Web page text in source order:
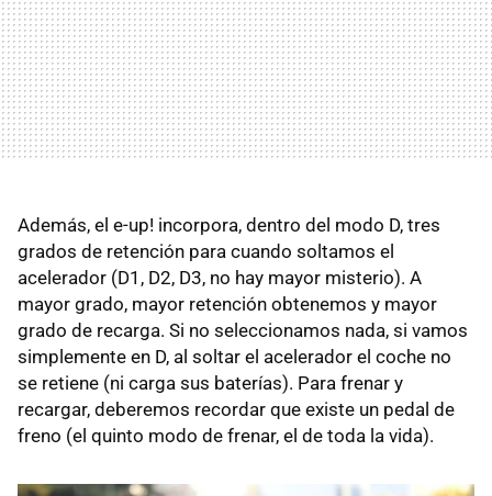
Además, el e-up! incorpora, dentro del modo D, tres
grados de retención para cuando soltamos el
acelerador (D1, D2, D3, no hay mayor misterio). A
mayor grado, mayor retención obtenemos y mayor
grado de recarga. Si no seleccionamos nada, si vamos
simplemente en D, al soltar el acelerador el coche no
se retiene (ni carga sus baterías). Para frenar y
recargar, deberemos recordar que existe un pedal de
freno (el quinto modo de frenar, el de toda la vida).